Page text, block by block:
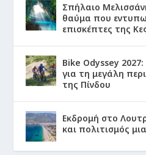
Σπήλαιο
θαύμα που
επισκέπτες της
Bike Odyssey
για τη μεγάλη
της Πίνδου
Εκδρομή στο
και πολιτισμός